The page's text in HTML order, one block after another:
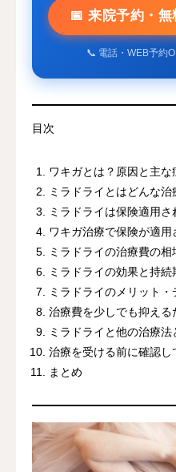
📅 来院予約・
📞 電話・WEB予約
目次
ワキガとは？原因と主な
ミラドライとはどんな治
ミラドライは保険適用さ
ワキガ治療で保険が適用
ミラドライの治療費の相
ミラドライの効果と持続
ミラドライのメリット・
治療費を少しでも抑える
ミラドライと他の治療法
治療を受ける前に確認し
まとめ